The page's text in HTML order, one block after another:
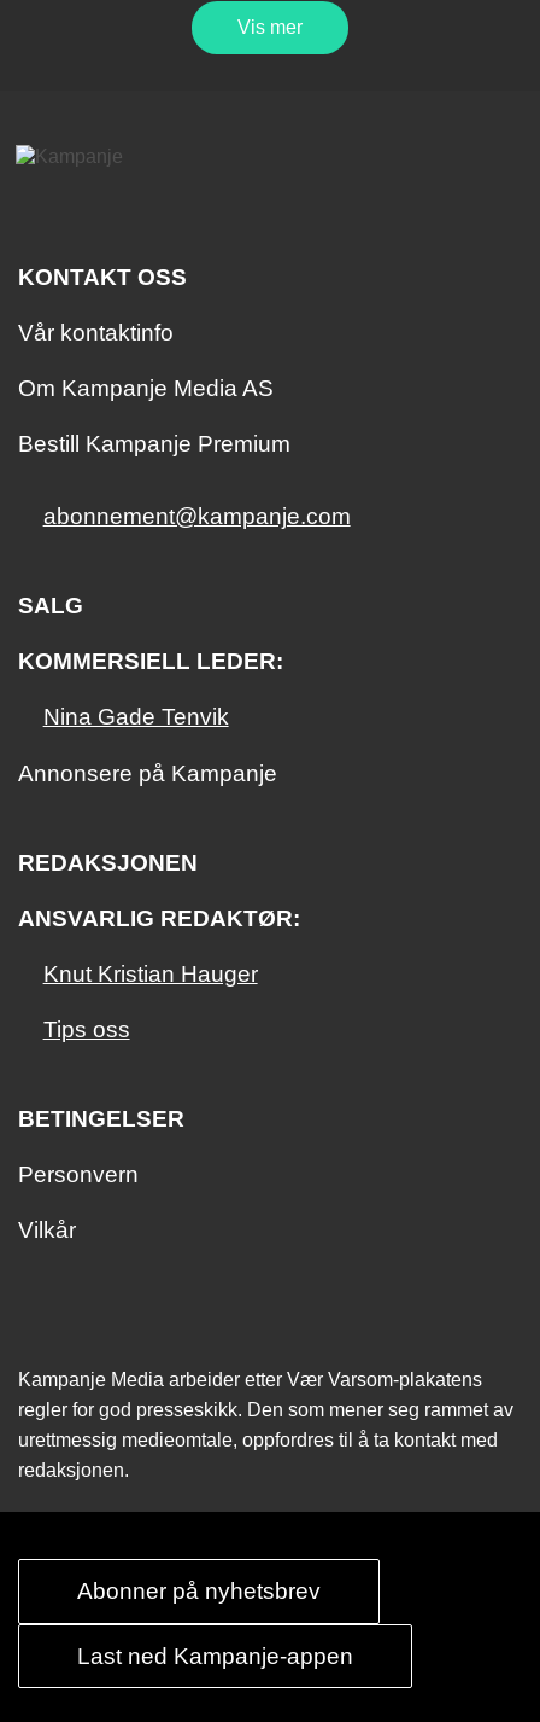
Vis mer
KONTAKT OSS
Vår kontaktinfo
Om Kampanje Media AS
Bestill Kampanje Premium
abonnement@kampanje.com
SALG
KOMMERSIELL LEDER:
Nina Gade Tenvik
Annonsere på Kampanje
REDAKSJONEN
ANSVARLIG REDAKTØR:
Knut Kristian Hauger
Tips oss
BETINGELSER
Personvern
Vilkår
Kampanje Media arbeider etter Vær Varsom-plakatens
regler for god presseskikk. Den som mener seg rammet av
urettmessig medie­omtale, oppfordres til å ta kontakt med
redaksjonen.
Abonner på nyhetsbrev
Last ned Kampanje-appen